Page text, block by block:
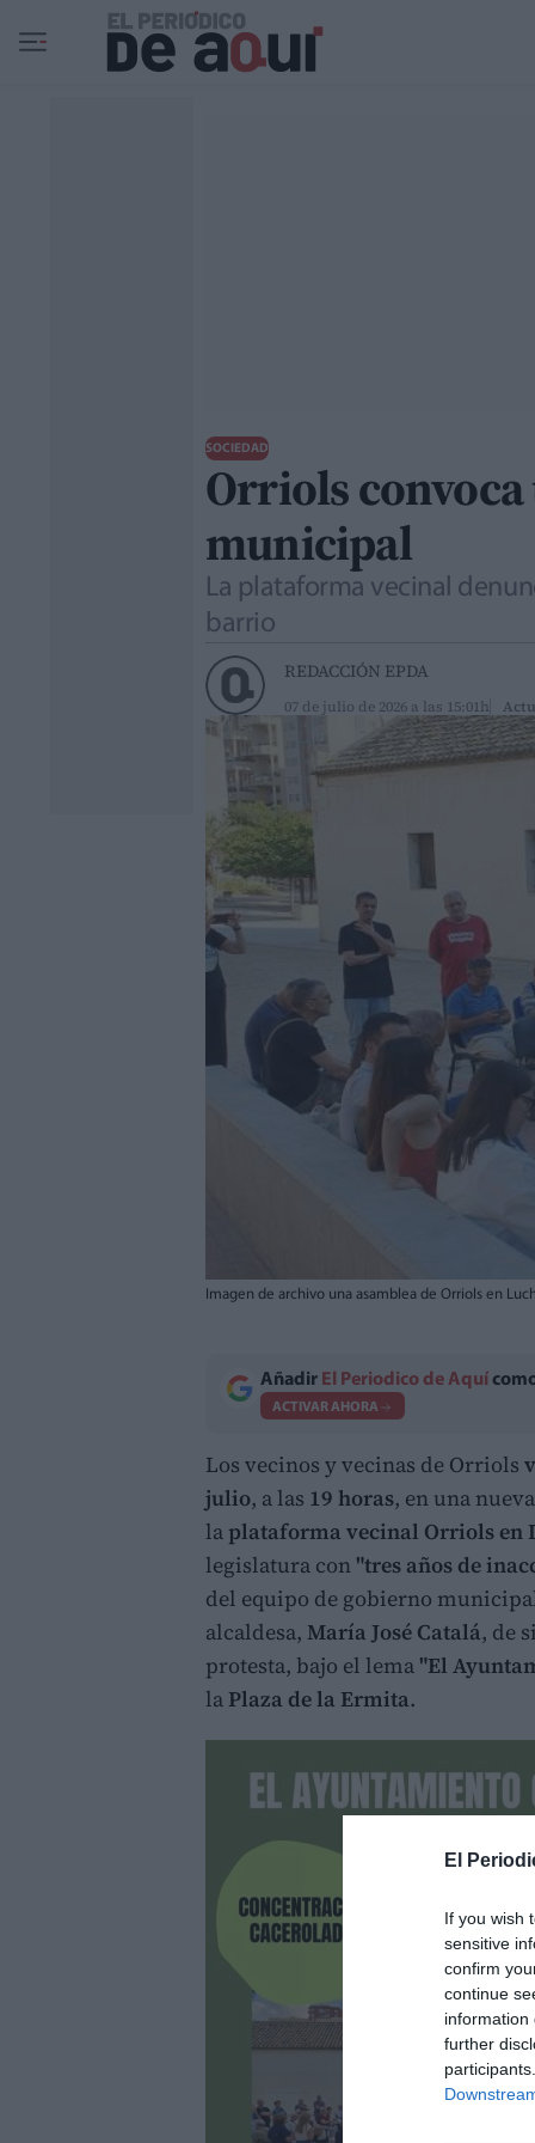
El
If you wish
sensitive
confirm
continue
information
further
Ir al contenido principal
SOCIEDAD
Orriols
municipal
La plataforma vecinal
barrio
REDACCIÓN EPDA
07 de julio de 2026 a las 15:01h
Imagen de archivo una asamblea de Orriols en
Añadir El Periodico de Aquí
ACTIVAR AHORA
Los vecinos y vecinas de Orriols
julio, a las 19 horas, en una
laplataforma vecinal Orriols en
legislatura con "tres años de
del equipo de gobierno
alcaldesa, María José Catalá, de
protesta, bajo el lema "El
la Plaza de la Ermita.